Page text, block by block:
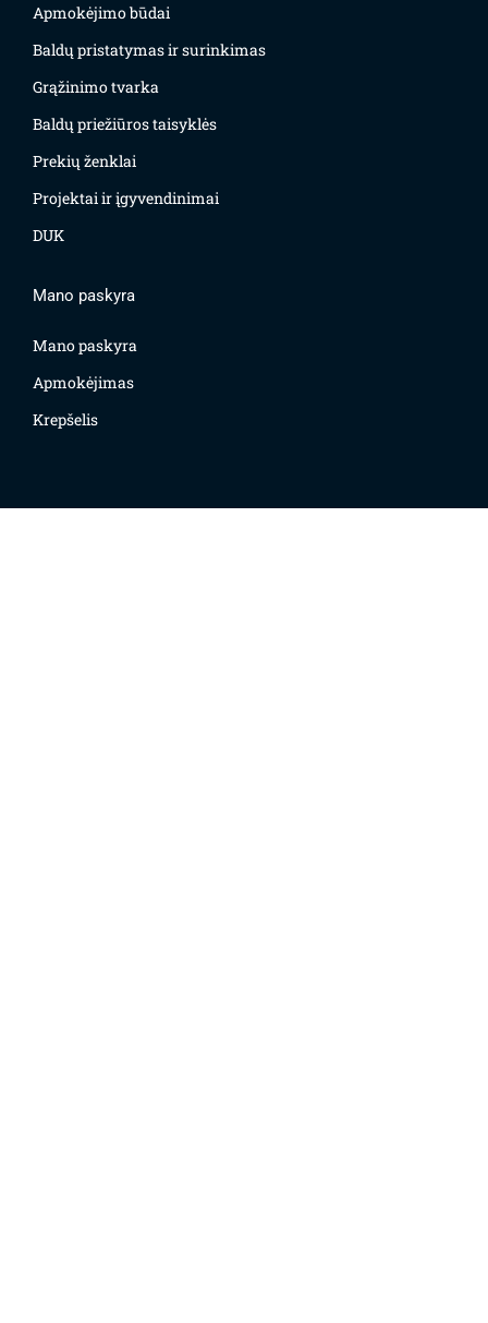
Apmokėjimo būdai
Baldų pristatymas ir surinkimas
Grąžinimo tvarka
Baldų priežiūros taisyklės
Prekių ženklai
Projektai ir įgyvendinimai
DUK
Mano paskyra
Mano paskyra
Apmokėjimas
Krepšelis